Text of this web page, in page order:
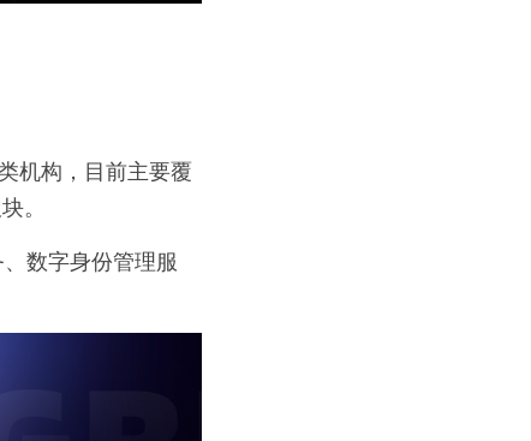
机构，目前主要覆
。
数字身份管理服